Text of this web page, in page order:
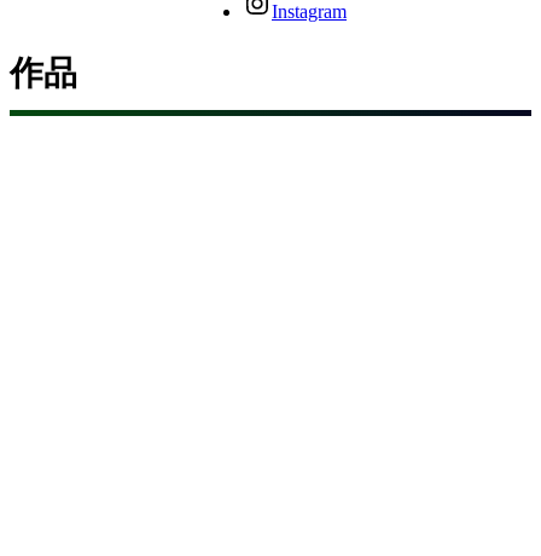
Instagram
作品